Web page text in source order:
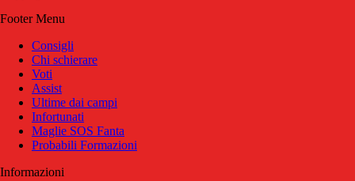
Footer Menu
Consigli
Chi schierare
Voti
Assist
Ultime dai campi
Infortunati
Maglie SOS Fanta
Probabili Formazioni
Informazioni